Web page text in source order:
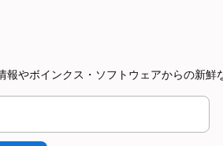
やボインクス・ソフトウェアからの新鮮